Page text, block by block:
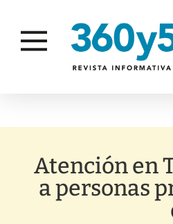
Atención en
a personas